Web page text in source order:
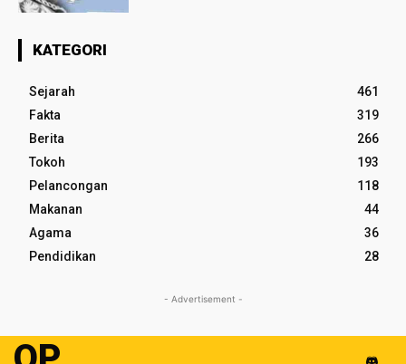
KATEGORI
Sejarah
461
Fakta
319
Berita
266
Tokoh
193
Pelancongan
118
Makanan
44
Agama
36
Pendidikan
28
- Advertisement -